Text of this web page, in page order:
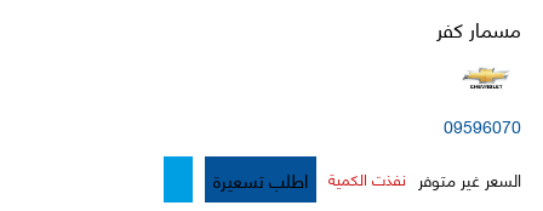
مسمار كفر
09596070
السعر غير متوفر نفذت الكمية اطلب تسعيرة